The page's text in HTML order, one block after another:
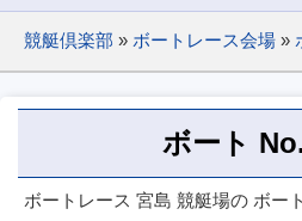
競艇倶楽部 » ボートレース会場 »
ボート
ボートレース 宮島 競艇場の ボー